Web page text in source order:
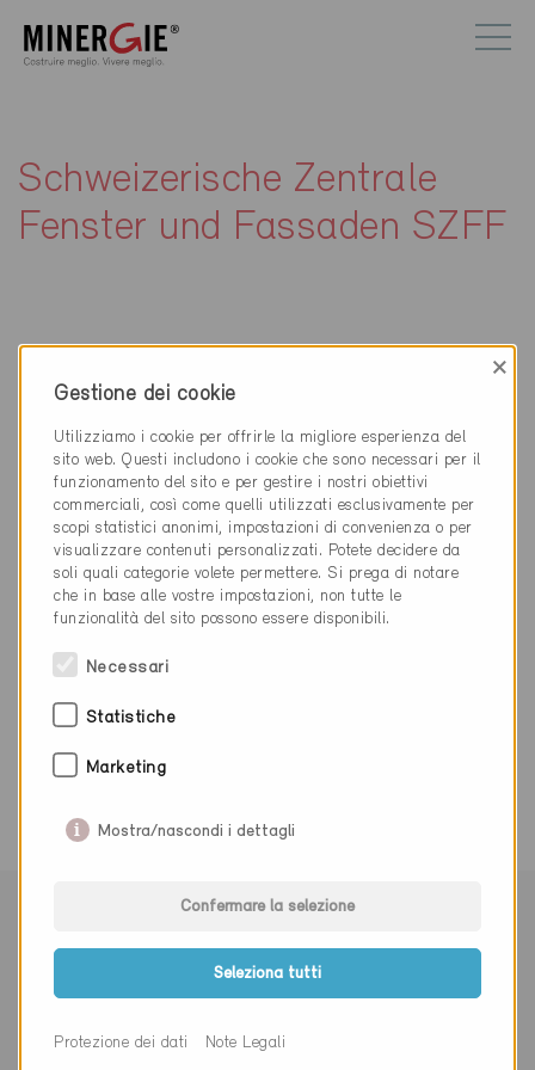
Schweizerische Zentrale
Fenster und Fassaden SZFF
Contatti
Schweizerische Zentrale Fenster und Fassaden SZFF
Ringstrasse 15
4600 Olten
062 287 40 00
uhaering@szff.ch
Iscriviti alla newsletter
Gestione dei cookie
×
Utilizziamo i cookie per offrirle la migliore esperienza del
sito web. Questi includono i cookie che sono necessari per il
funzionamento del sito e per gestire i nostri obiettivi
commerciali, così come quelli utilizzati esclusivamente per
scopi statistici anonimi, impostazioni di convenienza o per
visualizzare contenuti personalizzati. Potete decidere da
soli quali categorie volete permettere. Si prega di notare
che in base alle vostre impostazioni, non tutte le
funzionalità del sito possono essere disponibili.
Necessari
Statistiche
Marketing
Mostra/nascondi i dettagli
Confermare la selezione
Seleziona tutti
Protezione dei dati Note Legali